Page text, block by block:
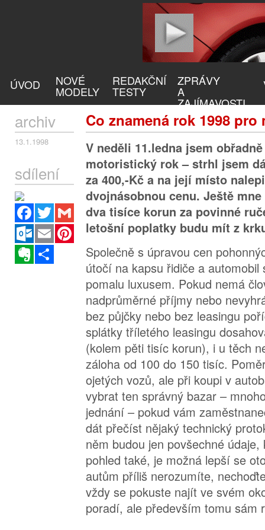
ÚVOD NOVÉ
MODELY
REDAKČNÍ
TESTY
ZPRÁVY
A
ZAJÍMAVOSTI
Co znamená rok 1998
archiv
13.1.1998
sdílení
Facebook
Twitter
Gmail
Outlook.com
Email
Pinterest
Evernote
V neděli 11.ledna jsem
motoristický rok – strhl jsem
za 400,-Kč a na její místo
dvojnásobnou cenu. Ještě
dva tisíce korun za povinné
letošní poplatky budu mít z
Společně s úpravou cen
útočí na kapsu řidiče a automobil
pomalu luxusem. Pokud nemá
nadprůměrné příjmy nebo
bez půjčky nebo bez leasingu
splátky tříletého leasingu
(kolem pěti tisíc korun), i u těch
záloha od 100 do 150 tisíc.
ojetých vozů, ale při koupi v
vybrat ten správný bazar –
jednání – pokud vám
dát přečíst nějaký technický
něm budou jen povšechné
pohled také, je možná lepší se
autům příliš nerozumíte,
vždy se pokuste najít ve svém
poradí, ale především tomu sám